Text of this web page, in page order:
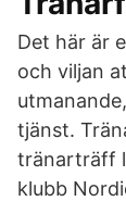
Det här är
och viljan
tjänst.
tränarträff
klubb